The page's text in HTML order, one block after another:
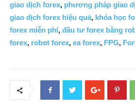
giao dịch forex, phương pháp giao
giao dịch forex hiệu quả, khóa học
forex miễn phí, đầu tư forex bằng
forex, robot forex, ea forex, FPG,